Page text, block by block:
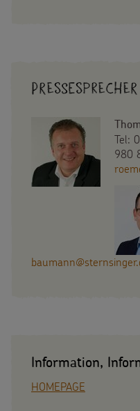
Pressesprecher
Tel:
980
Information,
HOMEPAGE